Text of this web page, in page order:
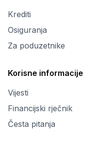
Krediti
Osiguranja
Za poduzetnike
Korisne informacije
Vijesti
Financijski rječnik
Česta pitanja